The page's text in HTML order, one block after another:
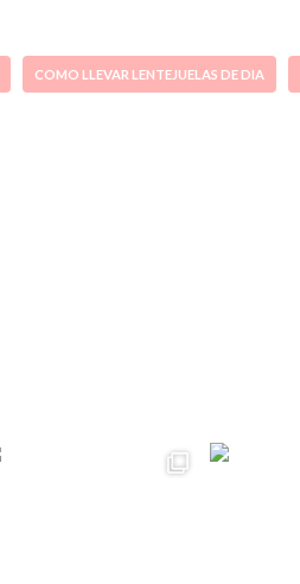
COMO LLEVAR LENTEJUELAS DE DIA